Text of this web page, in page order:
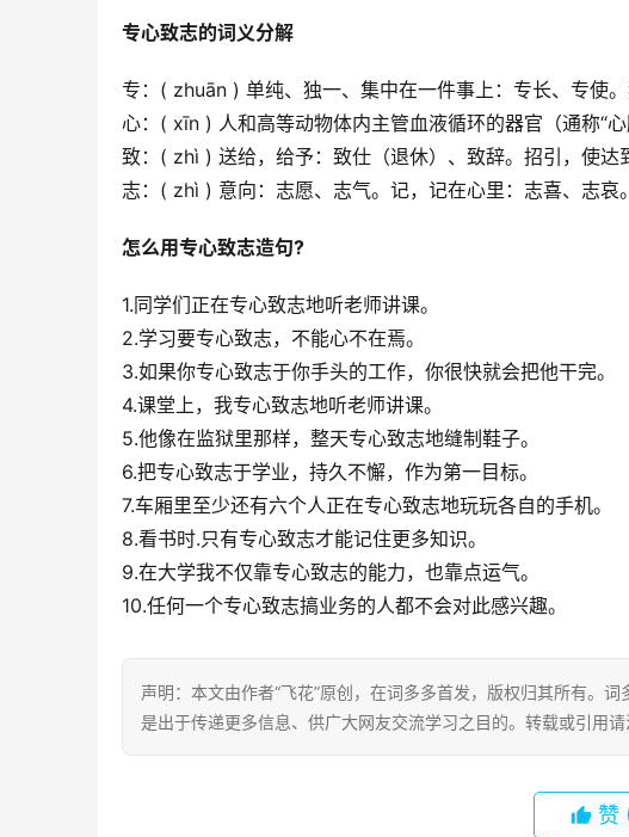
专心致志的词义分解
专：( zhuān ) 单纯、独一、集中在一件事上：专长、专使。
心：( xīn ) 人和高等动物体内主管血液循环的器官（通称“心
致：( zhì ) 送给，给予：致仕（退休）、致辞。招引，使达
志：( zhì ) 意向：志愿、志气。记，记在心里：志喜、志哀
怎么用专心致志造句?
1.同学们正在专心致志地听老师讲课。
2.学习要专心致志，不能心不在焉。
3.如果你专心致志于你手头的工作，你很快就会把他干完。
4.课堂上，我专心致志地听老师讲课。
5.他像在监狱里那样，整天专心致志地缝制鞋子。
6.把专心致志于学业，持久不懈，作为第一目标。
7.车厢里至少还有六个人正在专心致志地玩玩各自的手机。
8.看书时.只有专心致志才能记住更多知识。
9.在大学我不仅靠专心致志的能力，也靠点运气。
10.任何一个专心致志搞业务的人都不会对此感兴趣。
声明：本文由作者“飞花”原创，在词多多首发，版权归其所有。
是出于传递更多信息、供广大网友交流学习之目的。转载或引
赞